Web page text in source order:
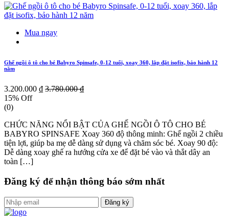
Mua ngay
Ghế ngồi ô tô cho bé Babyro Spinsafe, 0-12 tuổi, xoay 360, lắp đặt isofix, bảo hành 12
năm
3.200.000 ₫ 3.780.000 ₫
15% Off
(0)
CHỨC NĂNG NỔI BẬT CỦA GHẾ NGỒI Ô TÔ CHO BÉ
BABYRO SPINSAFE Xoay 360 độ thông minh: Ghế ngồi 2 chiều
tiện lợi, giúp ba mẹ dễ dàng sử dụng và chăm sóc bé. Xoay 90 độ:
Dễ dàng xoay ghế ra hướng cửa xe để đặt bé vào và thắt dây an
toàn […]
Đăng ký để nhận thông báo sớm nhất
Đăng ký